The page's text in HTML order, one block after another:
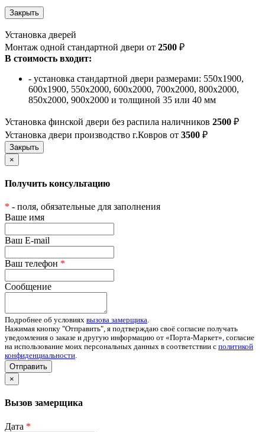
Установка дверей
Монтаж одной стандартной двери от 2500 ₽
В стоимость входит:
- установка стандартной двери размерами: 550х1900,
600х1900, 550х2000, 600х2000, 700х2000, 800х2000,
850х2000, 900х2000 и толщиной 35 или 40 мм
Установка финской двери без распила наличников 2500 ₽
Установка двери производство г.Ковров от 3500 ₽
×
Получить консультацию
* - поля, обязательные для заполнения
Ваше имя
Ваш E-mail
Ваш телефон *
Сообщение
Подробнее об условиях вызова замерщика.
Нажимая кнопку "Отправить", я подтверждаю своё согласие получать
уведомления о заказе и другую информацию от «Порта-Маркет», согласие
на использование моих персональных данных в соответствии с политикой
конфиденциальности.
Отправить
×
Вызов замерщика
Дата *